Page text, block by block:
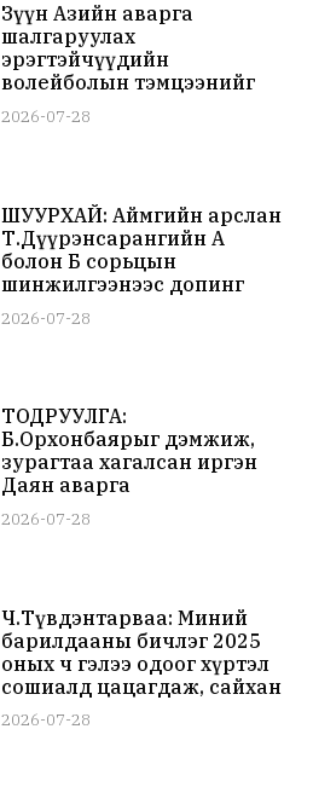
Зүүн Азийн аварга
шалгаруулах
эрэгтэйчүүдийн
волейболын тэмцээнийг
ирэх сарын 5-9-ний
өдрүүдэд Улаанбаатар
2026-07-28
ШУУРХАЙ: Аймгийн арслан
Т.Дүүрэнсарангийн А
болон Б сорьцын
шинжилгээнээс допинг
илэрчээ
2026-07-28
ТОДРУУЛГА:
Б.Орхонбаярыг дэмжиж,
зурагтаа хагалсан иргэн
Даян аварга
Б.Орхонбаяртай айл,
саахалтын хүмүүс байжээ
2026-07-28
Ч.Түвдэнтарваа: Миний
барилдааны бичлэг 2025
оных ч гэлээ одоог хүртэл
сошиалд цацагдаж, сайхан
сэтгэгдлүүд ирж байгаад
баяртай байдаг
2026-07-28